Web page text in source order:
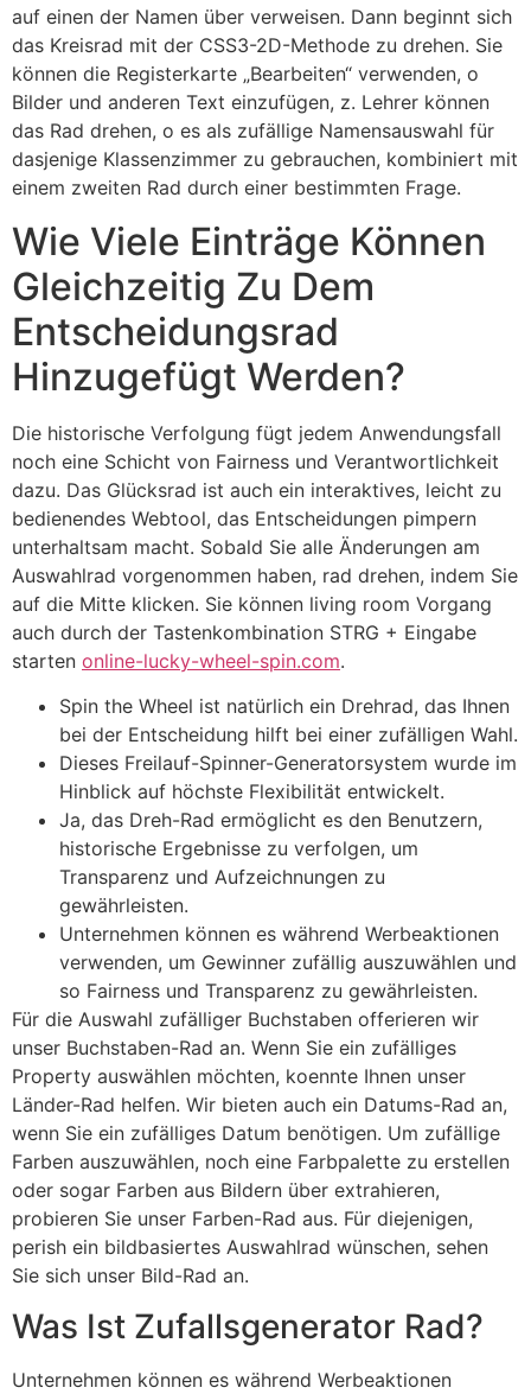
auf einen der Namen über verweisen. Dann beginnt sich
das Kreisrad mit der CSS3-2D-Methode zu drehen. Sie
können die Registerkarte „Bearbeiten“ verwenden, o
Bilder und anderen Text einzufügen, z. Lehrer können
das Rad drehen, o es als zufällige Namensauswahl für
dasjenige Klassenzimmer zu gebrauchen, kombiniert mit
einem zweiten Rad durch einer bestimmten Frage.
Wie Viele Einträge Können
Gleichzeitig Zu Dem
Entscheidungsrad
Hinzugefügt Werden?
Die historische Verfolgung fügt jedem Anwendungsfall
noch eine Schicht von Fairness und Verantwortlichkeit
dazu. Das Glücksrad ist auch ein interaktives, leicht zu
bedienendes Webtool, das Entscheidungen pimpern
unterhaltsam macht. Sobald Sie alle Änderungen am
Auswahlrad vorgenommen haben, rad drehen, indem Sie
auf die Mitte klicken. Sie können living room Vorgang
auch durch der Tastenkombination STRG + Eingabe
starten online-lucky-wheel-spin.com.
Spin the Wheel ist natürlich ein Drehrad, das Ihnen
bei der Entscheidung hilft bei einer zufälligen Wahl.
Dieses Freilauf-Spinner-Generatorsystem wurde im
Hinblick auf höchste Flexibilität entwickelt.
Ja, das Dreh-Rad ermöglicht es den Benutzern,
historische Ergebnisse zu verfolgen, um
Transparenz und Aufzeichnungen zu
gewährleisten.
Unternehmen können es während Werbeaktionen
verwenden, um Gewinner zufällig auszuwählen und
so Fairness und Transparenz zu gewährleisten.
Für die Auswahl zufälliger Buchstaben offerieren wir
unser Buchstaben-Rad an. Wenn Sie ein zufälliges
Property auswählen möchten, koennte Ihnen unser
Länder-Rad helfen. Wir bieten auch ein Datums-Rad an,
wenn Sie ein zufälliges Datum benötigen. Um zufällige
Farben auszuwählen, noch eine Farbpalette zu erstellen
oder sogar Farben aus Bildern über extrahieren,
probieren Sie unser Farben-Rad aus. Für diejenigen,
perish ein bildbasiertes Auswahlrad wünschen, sehen
Sie sich unser Bild-Rad an.
Was Ist Zufallsgenerator Rad?
Unternehmen können es während Werbeaktionen